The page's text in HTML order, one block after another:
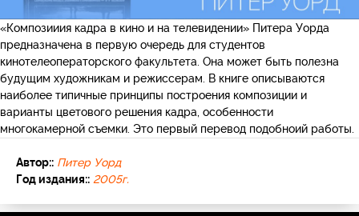
«Композииия кадра в кино и на телевидении» Питера Уорда
предназначена в первую очередь для студентов
кинотелеоператорского факультета. Она может быть полезна
будущим художникам и режиссерам. В книге описываются
наиболее типичные принципы построения композиции и
варианты цветового решения кадра, особенности
многокамерной съемки. Это первый перевод подобноий работы.
Автор:: Питер Уорд
Год издания:: 2005г.